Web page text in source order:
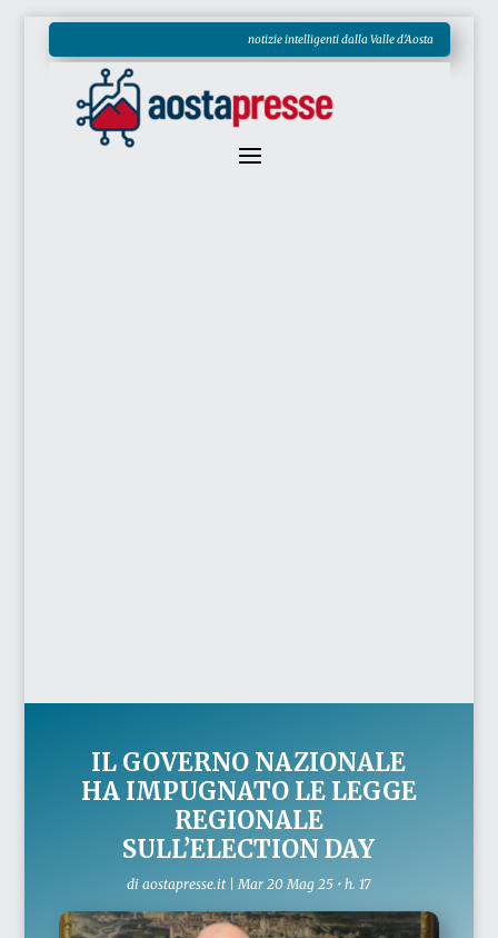
notizie intelligenti dalla Valle d'Aosta
IL GOVERNO NAZIONALE
HA IMPUGNATO LE LEGGE
REGIONALE
SULL’ELECTION DAY
diaostapresse.it |Mar 20 Mag 25 • h. 17